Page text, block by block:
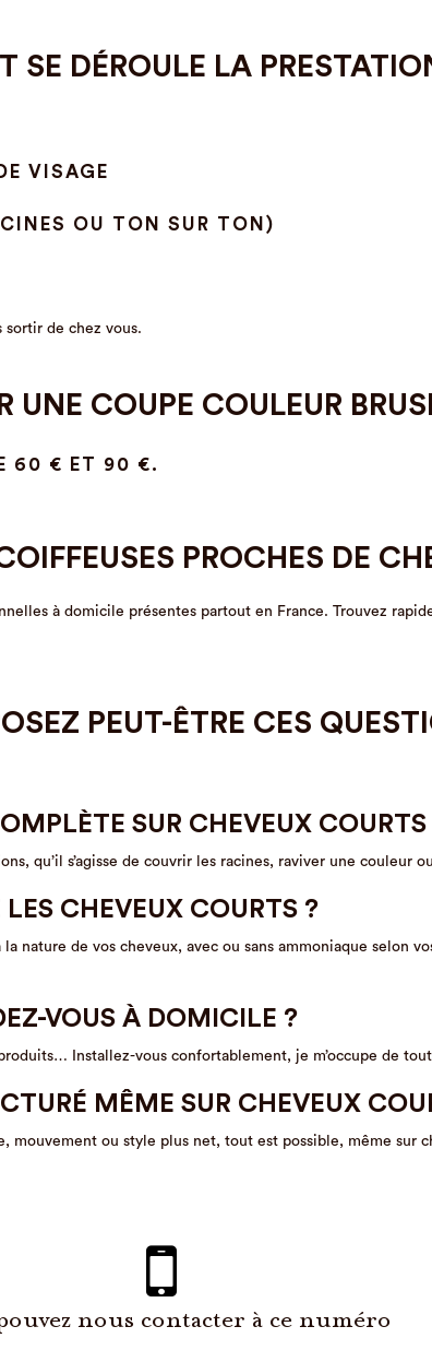
SE DÉROULE LA
VISAGE
OU TON SUR TON)
sortir de chez vous.
UNE COUPE COULEUR
60 € ET 90 €.
PROCHES DE
à domicile présentes partout en France. Trouvez
PEUT-ÊTRE CES
SUR CHEVEUX COURTS
qu’il s’agisse de couvrir les racines, raviver une couleur
CHEVEUX COURTS ?
nature de vos cheveux, avec ou sans ammoniaque selon
VOUS À DOMICILE ?
Installez-vous confortablement, je m’occupe de
MÊME SUR CHEVEUX
ou style plus net, tout est possible, même sur
nous contacter à ce numéro